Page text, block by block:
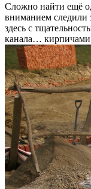
Сложно найти ещё
вниманием следили
здесь с
канала…